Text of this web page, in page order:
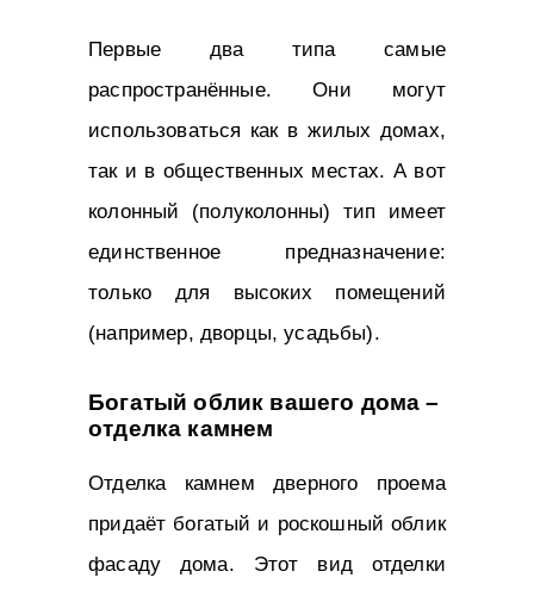
Первые два типа самые
распространённые. Они могут
использоваться как в жилых домах,
так и в общественных местах. А вот
колонный (полуколонны) тип имеет
единственное предназначение:
только для высоких помещений
(например, дворцы, усадьбы).
Богатый облик вашего дома –
отделка камнем
Отделка камнем дверного проема
придаёт богатый и роскошный облик
фасаду дома. Этот вид отделки